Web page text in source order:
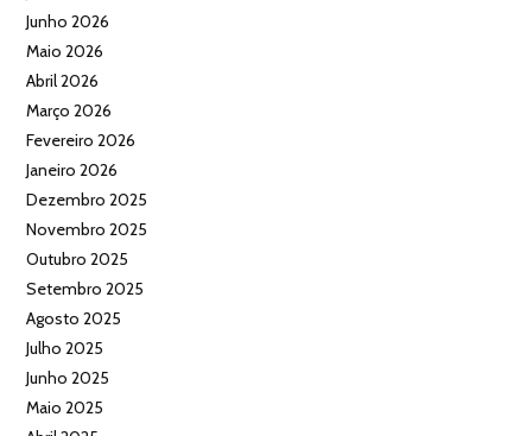
Junho 2026
Maio 2026
Abril 2026
Março 2026
Fevereiro 2026
Janeiro 2026
Dezembro 2025
Novembro 2025
Outubro 2025
Setembro 2025
Agosto 2025
Julho 2025
Junho 2025
Maio 2025